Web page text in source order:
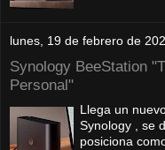
lunes, 19 de febrero de
Synology BeeStation
Personal"
Llega un
Synology , se
posiciona